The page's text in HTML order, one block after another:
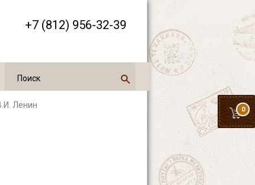
+7 (812) 956-32-39
0
Ленин